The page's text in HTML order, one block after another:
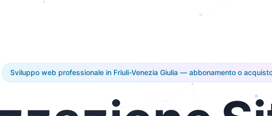
Sviluppo web professionale in Friuli-Venezia Giulia — abbonamento o